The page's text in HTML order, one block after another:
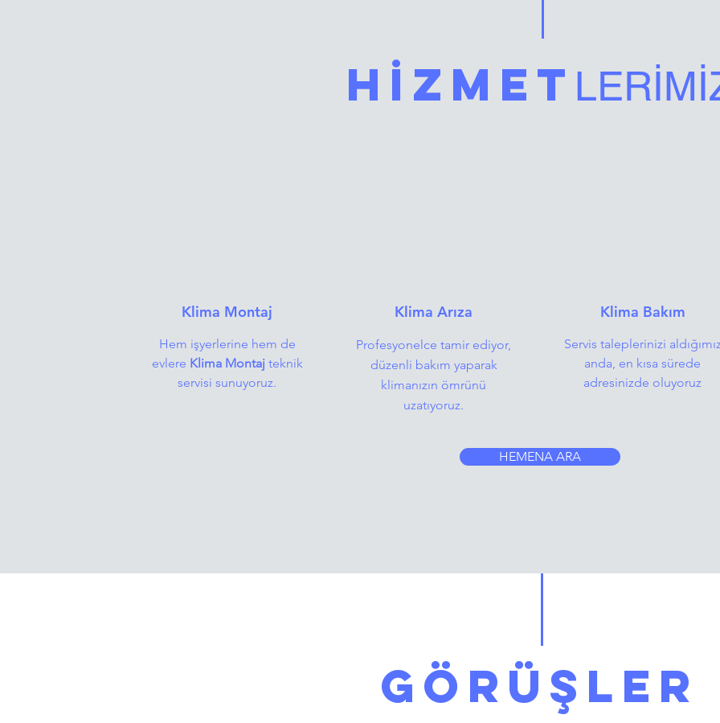
Klima Montaj
Hem işyerlerine hem de
evlere Klima Montaj teknik
servisi sunuyoruz.
Klima Bakım
Servis taleplerinizi
anda, en kısa sürede
adresinizde oluyoruz
HEMENA ARA
HİZMET
Klima Arıza
Profesyonelce tamir ediyor,
düzenli bakım yaparak
klimanızın ömrünü
uzatıyoruz.
GÖRÜŞLER